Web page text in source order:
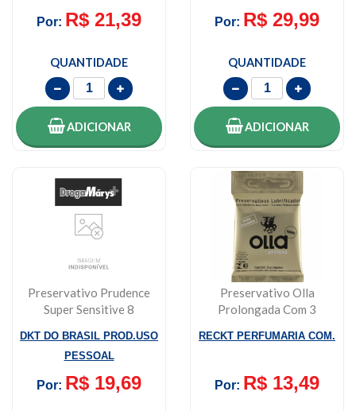
Por: R$ 21,39
QUANTIDADE
ADICIONAR
Por: R$ 29,99
QUANTIDADE
ADICIONAR
Preservativo Prudence
Super Sensitive 8
DKT DO BRASIL PROD.USO
PESSOAL
Por: R$ 19,69
Preservativo Olla
Prolongada Com 3
RECKT PERFUMARIA COM.
Por: R$ 13,49